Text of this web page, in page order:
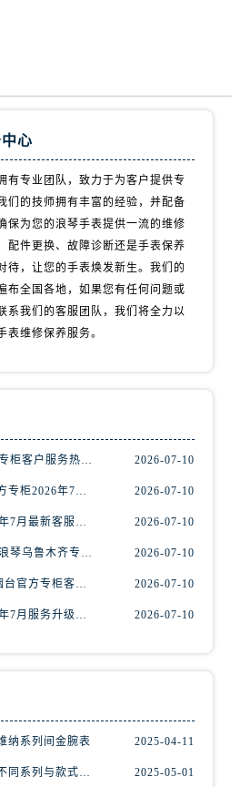
内蒙古自治区通辽市科尔沁区明仁大街浪琴售后服务中心（需提前预约）
山西省忻州市忻府区和平东街与七一南路交叉口浪琴售后服务中心（需提前预约）
山西省太原市迎泽区迎泽街道解放路15号亨得利名表维修授权店3楼浪琴售后服务中心（需提前预约）
天津市和平区赤峰道136号天津国际金融中心26层2603室浪琴售后服务中心（需提前预约）
安徽省阜阳市颍州区颍州北路浪琴售后服务中心（需提前预约）
心
有专业团队，致力于为客户提供专
们的技师拥有丰富的经验，并配备
保为您的浪琴手表提供一流的维修
配件更换、故障诊断还是手表保养
待，让您的手表焕发新生。我们的
布全国各地，如果您有任何问题或
系我们的客服团队，我们将全力以
表维修保养服务。
最新公告｜浪琴2026年专柜客户服务热线中国区7月（含核验攻略） 2026-07-10
重磅攻略｜浪琴武汉官方专柜2026年7月客户服务电话权威核验 2026-07-10
浪琴沧州官方专柜2026年7月最新客服电话｜门店信息+服务攻略 2026-07-10
最新官方通知｜2026年浪琴乌鲁木齐专柜服务信息整合，客服热线7月已更新 2026-07-10
2026年7月最新｜浪琴烟台官方专柜客户服务热线全攻略，门店信息一网打尽 2026-07-10
浪琴南京官方专柜2026年7月服务升级｜客户热线+门店信息重磅公示 2026-07-10
纳系列间金腕表 2025-04-11
浪琴手表价格表一览（不同系列与款式的价格区间） 2025-05-01